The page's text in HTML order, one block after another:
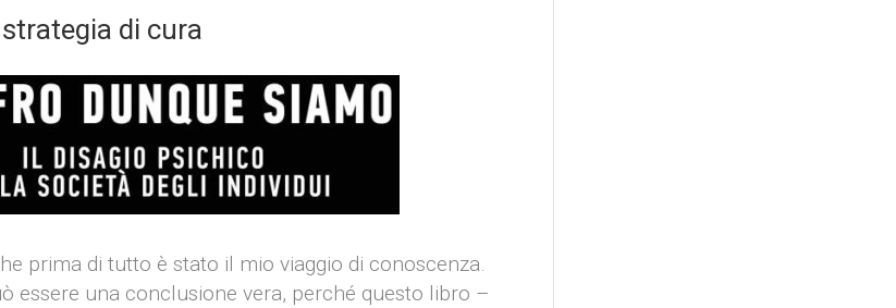
di cura
prima di tutto è stato il mio viaggio di conoscenza.
essere una conclusione vera, perché questo libro –